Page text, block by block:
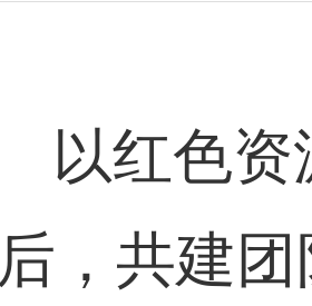
红色资源
，共建